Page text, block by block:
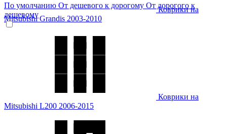
Коврики на
Mitsubishi Grandis 2003-2010
Коврики на
Mitsubishi L200 2006-2015
По умолчанию От дешевого к дорогому От дорогого к
дешевому